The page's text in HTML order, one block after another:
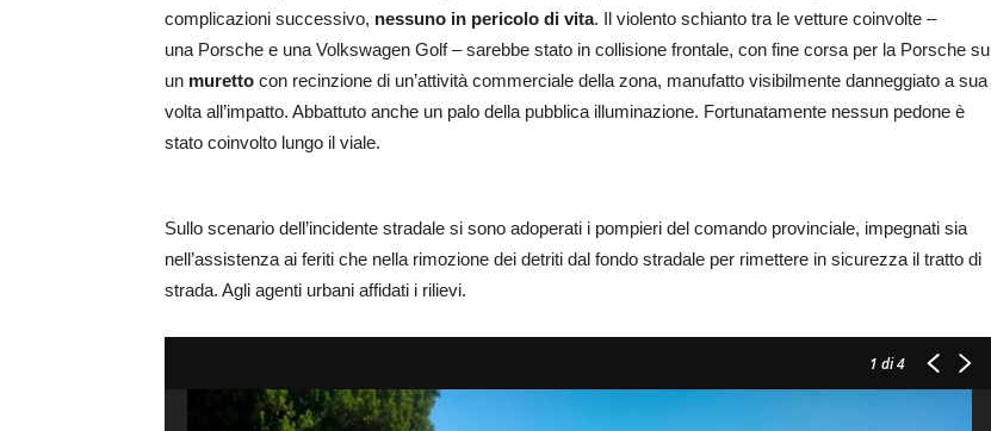
complicazioni successivo, nessuno in pericolo di vita. Il violento schianto tra le vetture coinvolte –
una Porsche e una Volkswagen Golf – sarebbe stato in collisione frontale, con fine corsa per la Porsche su
un muretto con recinzione di un’attività commerciale della zona, manufatto visibilmente danneggiato a sua
volta all’impatto. Abbattuto anche un palo della pubblica illuminazione. Fortunatamente nessun pedone è
stato coinvolto lungo il viale.
Sullo scenario dell’incidente stradale si sono adoperati i pompieri del comando provinciale, impegnati sia
nell’assistenza ai feriti che nella rimozione dei detriti dal fondo stradale per rimettere in sicurezza il tratto di
strada. Agli agenti urbani affidati i rilievi.
1 di 4